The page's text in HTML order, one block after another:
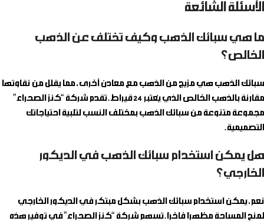
الأسئلة الشائعة
ما هي سبائك الذهب وكيف تختلف عن الذهب
الخالص؟
سبائك الذهب هي مزيج من الذهب مع معادن أخرى، مما يقلل من نقاوتها
مقارنة بالذهب الخالص الذي يُعتبر 24 قيراط. تقدم شركة “كنز الصحراء”
مجموعة متنوعة من سبائك الذهب بمختلف النسب لتلبية احتياجاتك
التصميمية.
هل يمكن استخدام سبائك الذهب في الديكور
الخارجي؟
نعم، يمكن استخدام سبائك الذهب بشكل مبتكر في الديكور الخارجي
لمنح المساحة مظهرًا فاخرًا. تسهم شركة “كنز الصحراء” في توفير هذه